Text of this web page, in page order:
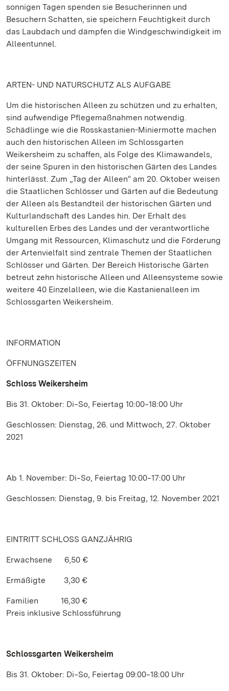
sonnigen Tagen spenden sie Besucherinnen und
Besuchern Schatten, sie speichern Feuchtigkeit durch
das Laubdach und dämpfen die Windgeschwindigkeit im
Alleentunnel.
ARTEN- UND NATURSCHUTZ ALS AUFGABE
Um die historischen Alleen zu schützen und zu erhalten,
sind aufwendige Pflegemaßnahmen notwendig.
Schädlinge wie die Rosskastanien-Miniermotte machen
auch den historischen Alleen im Schlossgarten
Weikersheim zu schaffen, als Folge des Klimawandels,
der seine Spuren in den historischen Gärten des Landes
hinterlässt. Zum „Tag der Alleen“ am 20. Oktober weisen
die Staatlichen Schlösser und Gärten auf die Bedeutung
der Alleen als Bestandteil der historischen Gärten und
Kulturlandschaft des Landes hin. Der Erhalt des
kulturellen Erbes des Landes und der verantwortliche
Umgang mit Ressourcen, Klimaschutz und die Förderung
der Artenvielfalt sind zentrale Themen der Staatlichen
Schlösser und Gärten. Der Bereich Historische Gärten
betreut zehn historische Alleen und Alleensysteme sowie
weitere 40 Einzelalleen, wie die Kastanienalleen im
Schlossgarten Weikersheim.
INFORMATION
ÖFFNUNGSZEITEN
Schloss Weikersheim
Bis 31. Oktober: Di‒So, Feiertag 10:00‒18:00 Uhr
Geschlossen: Dienstag, 26. und Mittwoch, 27. Oktober
2021
Ab 1. November: Di‒So, Feiertag 10:00‒17:00 Uhr
Geschlossen: Dienstag, 9. bis Freitag, 12. November 2021
EINTRITT SCHLOSS GANZJÄHRIG
Erwachsene 6,50 €
Ermäßigte 3,30 €
Familien 16,30 €
Preis inklusive Schlossführung
Schlossgarten Weikersheim
Bis 31. Oktober: Di‒So, Feiertag 09:00‒18:00 Uhr